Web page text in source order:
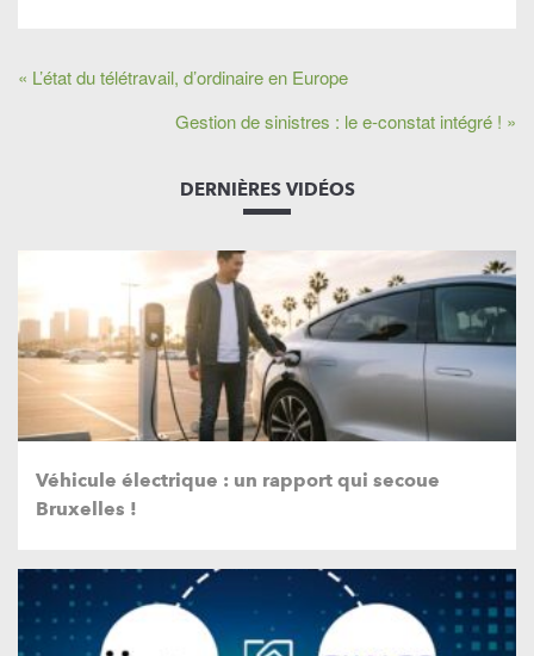
« L’état du télétravail, d’ordinaire en Europe
Gestion de sinistres : le e-constat intégré ! »
DERNIÈRES VIDÉOS
Véhicule électrique : un rapport qui secoue
Bruxelles !